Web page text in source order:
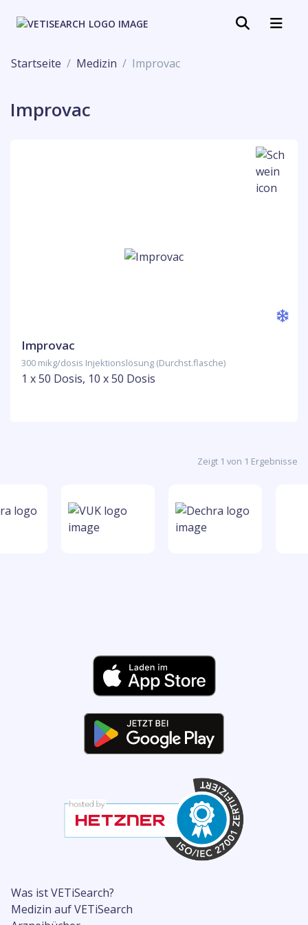
Startseite Medizin Improvac
Improvac
Improvac
300 mikg/dosis Injektionslösung (Durchst.flasche)
1 x 50 Dosis, 10 x 50 Dosis
Zeigt 1 von 1 Ergebnisse
Was ist VETiSearch?
Medizin auf VETiSearch